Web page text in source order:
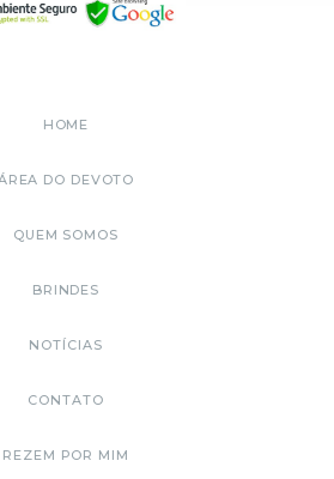
HOME
DO DEVOTO
QUEM SOMOS
BRINDES
NOTÍCIAS
CONTATO
REZEM POR MIM